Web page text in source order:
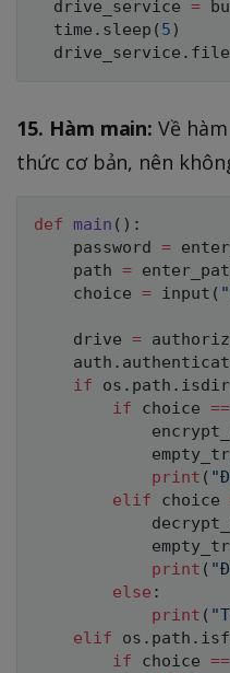
  drive_service
=
  time
. sleep ( 5 )
  drive_service
.
15. Hàm main: Về
thức cơ bản, nên
def main ( ) :
    password
=
    path
=
    choice
= input (
    drive
=
    auth
.
if os . path . isdir
if choice ==
print (
elif choice
print (
else :
print (
elif os . path .
if choice ==